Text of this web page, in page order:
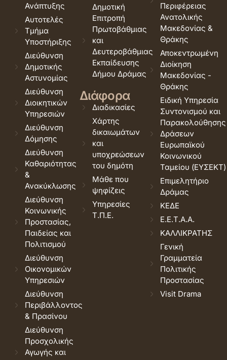
Ανάπτυξης
Αυτοτελές
Τμήμα
Υποστήριξης
Διεύθυνση
Δημοτικής
Αστυνομίας
Διεύθυνση
Διοικητικών
Υπηρεσιών
Διεύθυνση
Δόμησης
Διεύθυνση
Καθαριότητας
&
Ανακύκλωσης
Διεύθυνση
Κοινωνικής
Προστασίας,
Παιδείας και
Πολιτισμού
Διεύθυνση
Οικονομικών
Υπηρεσιών
Διεύθυνση
Περιβάλλοντος
& Πρασίνου
Διεύθυνση
Προσχολικής
Αγωγής και
Δημοτική
Επιτροπή
Πρωτοβάθμιας
και
Δευτεροβάθμιας
Εκπαίδευσης
Δήμου Δράμας
Διάφορα
Διαδικασίες
Χάρτης
δικαιωμάτων
και
υποχρεώσεων
του δημότη
Μάθε που
ψηφίζεις
Υπηρεσίες
Τ.Π.Ε.
Περιφέρειας
Ανατολικής
Μακεδονίας &
Θράκης
Αποκεντρωμένη
Διοίκηση
Μακεδονίας -
Θράκης
Ειδική Υπηρεσία
Συντονισμού και
Παρακολούθησης
Δράσεων
Ευρωπαϊκού
Κοινωνικού
Ταμείου (ΕΥΣΕΚΤ)
Επιμελητήριο
Δράμας
ΚΕΔΕ
Ε.Ε.Τ.Α.Α.
ΚΑΛΛΙΚΡΑΤΗΣ
Γενική
Γραμματεία
Πολιτικής
Προστασίας
Visit Drama